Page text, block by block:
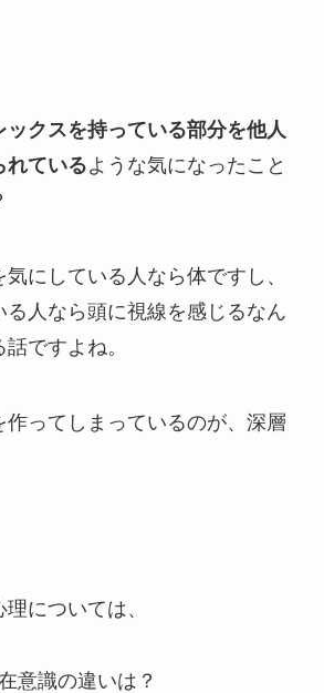
ックスを持っている部分を他人
れているような気になったこと
にしている人なら体ですし、
る人なら頭に視線を感じるなん
ですよね。
作ってしまっているのが、深層
については、
意識の違いは？